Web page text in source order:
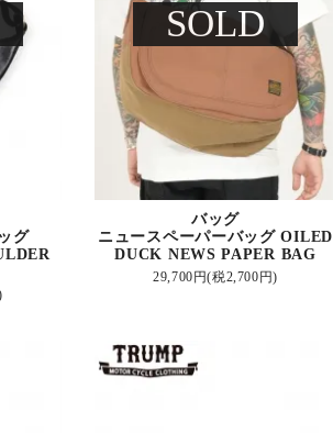
グ
SOLD
バッグ
ニュースペーパーバッグ OILED
DUCK NEWS PAPER BAG
29,700円(税2,700円)